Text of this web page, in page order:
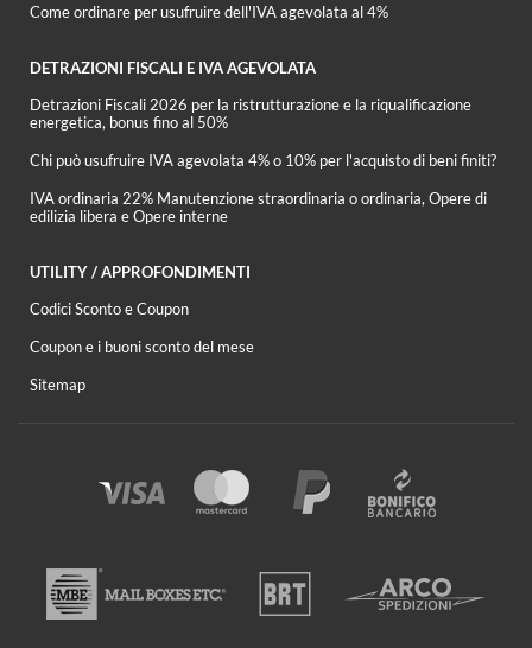
Come ordinare per usufruire dell'IVA agevolata al 4%
DETRAZIONI FISCALI E IVA AGEVOLATA
Detrazioni Fiscali 2026 per la ristrutturazione e la riqualificazione
energetica, bonus fino al 50%
Chi può usufruire IVA agevolata 4% o 10% per l'acquisto di beni finiti?
IVA ordinaria 22% Manutenzione straordinaria o ordinaria, Opere di
edilizia libera e Opere interne
UTILITY / APPROFONDIMENTI
Codici Sconto e Coupon
Coupon e i buoni sconto del mese
Sitemap